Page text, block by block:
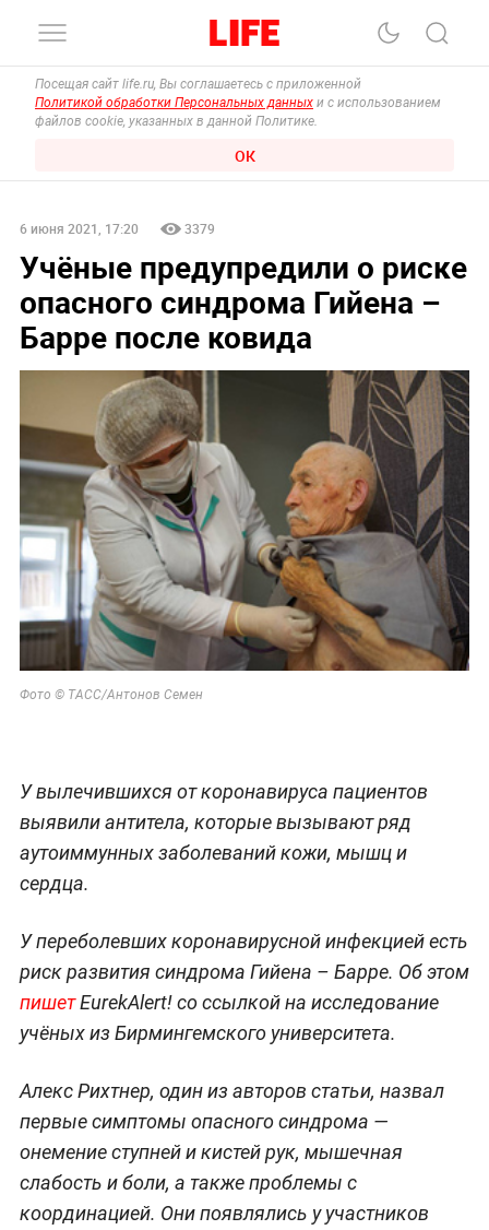
Посещая сайт life.ru, Вы соглашаетесь с приложенной
Политикой обработки Персональных данных и с использованием
файлов cookie, указанных в данной Политике.
ОК
6 июня 2021, 17:20 3379
Учёные предупредили о риске
опасного синдрома Гийена –
Барре после ковида
Фото © ТАСС/Антонов Семен
У вылечившихся от коронавируса пациентов
выявили антитела, которые вызывают ряд
аутоиммунных заболеваний кожи, мышц и
сердца.
У переболевших коронавирусной инфекцией есть
риск развития синдрома Гийена – Барре. Об этом
пишетEurekAlert! со ссылкой на исследование
учёных из Бирмингемского университета.
Алекс Рихтнер, один из авторов статьи, назвал
первые симптомы опасного синдрома —
онемение ступней и кистей рук, мышечная
слабость и боли, а также проблемы с
координацией. Они появлялись у участников